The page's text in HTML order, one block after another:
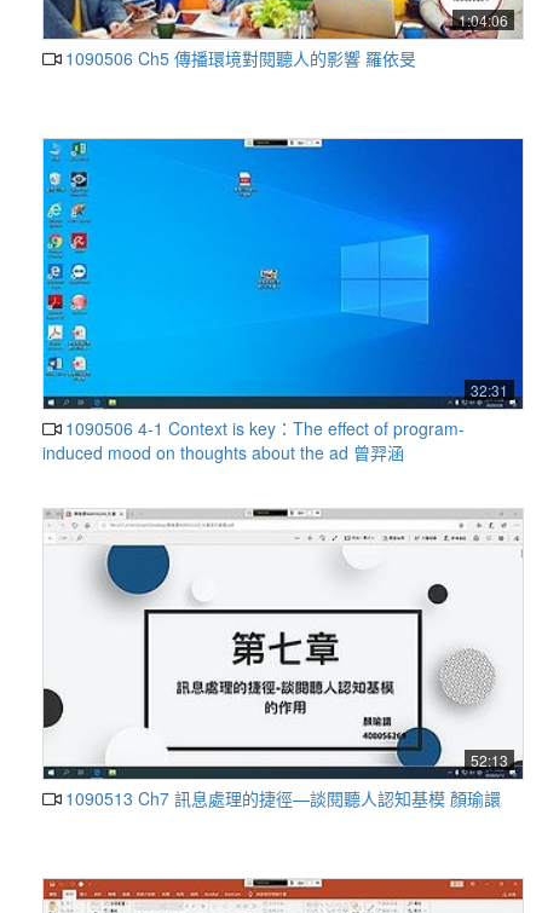
1:04:06
1090506 Ch5 傳播環境對閱聽人的影響 羅依旻
32:31
1090506 4-1 Context is key：The effect of program-
induced mood on thoughts about the ad 曾羿涵
52:13
1090513 Ch7 訊息處理的捷徑—談閱聽人認知基模 顏瑜譞